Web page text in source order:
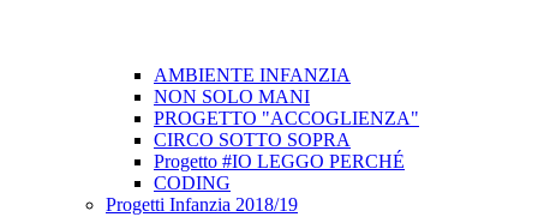
AMBIENTE INFANZIA
NON SOLO MANI
PROGETTO "ACCOGLIENZA"
CIRCO SOTTO SOPRA
Progetto #IO LEGGO PERCHÉ
CODING
Progetti Infanzia 2018/19